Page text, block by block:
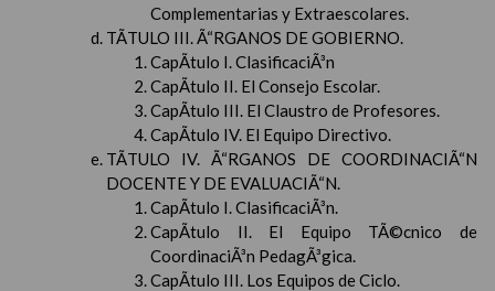
Complementarias y Extraescolares.
TÃTULO III. Ã“RGANOS DE GOBIERNO.
CapÃ­tulo I. ClasificaciÃ³n
CapÃ­tulo II. El Consejo Escolar.
CapÃ­tulo III. El Claustro de Profesores.
CapÃ­tulo IV. El Equipo Directivo.
TÃTULO IV. Ã“RGANOS DE COORDINACIÃ“N
DOCENTE Y DE EVALUACIÃ“N.
CapÃ­tulo I. ClasificaciÃ³n.
CapÃ­tulo II. El Equipo TÃ©cnico de
CoordinaciÃ³n PedagÃ³gica.
CapÃ­tulo III. Los Equipos de Ciclo.